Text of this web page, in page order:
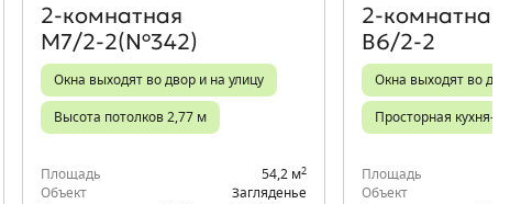
2‑комнатная
М7/2-2(№342)
Окна выходят во двор и на улицу
Высота потолков 2,77 м
Площадь 54,2 м2
Объект
Загляденье
2‑комнатная
В6/2-2
Окна выходят во
Просторная кухня-
Площадь
Объект